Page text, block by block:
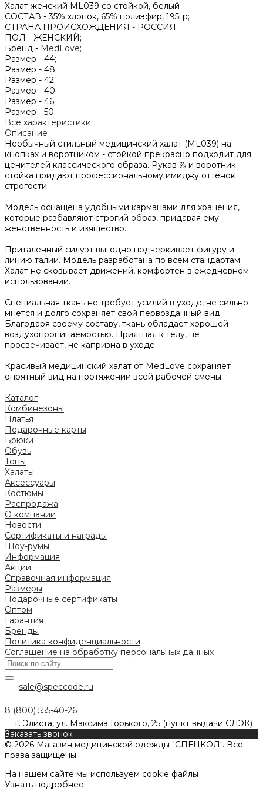
Халат женский ML039 со стойкой, белый
СОСТАВ -35% хлопок, 65% полиэфир, 195гр;
СТРАНА ПРОИСХОЖДЕНИЯ - РОССИЯ;
ПОЛ - ЖЕНСКИЙ;
Бренд - MedLove;
Размер - 44;
Размер - 48;
Размер - 42;
Размер - 40;
Размер - 46;
Размер - 50;
Все характеристики
Описание
Необычный стильный медицинский халат (ML039) на
кнопках и воротником - стойкой прекрасно подходит для
ценителей классического образа. Рукав ⅞ и воротник -
стойка придают профессиональному имиджу оттенок
строгости.
Модель оснащена удобными карманами для хранения,
которые разбавляют строгий образ, придавая ему
женственность и изящество.
Приталенный силуэт выгодно подчеркивает фигуру и
линию талии. Модель разработана по всем стандартам.
Халат не сковывает движений, комфортен в ежедневном
использовании.
Специальная ткань не требует усилий в уходе, не сильно
мнется и долго сохраняет свой первозданный вид.
Благодаря своему составу, ткань обладает хорошей
воздухопроницаемостью. Приятная к телу, не
просвечивает, не капризна в уходе.
Красивый медицинский халат от MedLove сохраняет
опрятный вид на протяжении всей рабочей смены.
Каталог
Комбинезоны
Платья
Подарочные карты
Брюки
Обувь
Топы
Халаты
Аксессуары
Костюмы
Распродажа
О компании
Новости
Сертификаты и награды
Шоу-румы
Информация
Акции
Справочная информация
Размеры
Подарочные сертификаты
Оптом
Гарантия
Бренды
Политика конфиденциальности
Соглашение на обработку персональных данных
sale@speccode.ru
8 (800) 555-40-26
г. Элиста, ул. Максима Горького, 25 (пункт выдачи СДЭК)
Заказать звонок
© 2026 Магазин медицинской одежды "СПЕЦКОД". Все
права защищены.
На нашем сайте мы используем cookie файлы
Узнать подробнее